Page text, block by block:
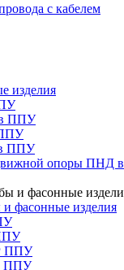
с кабелем
изделия
ППУ
ППУ
опоры ПНД в
фасонные изделия
ППУ
ППУ